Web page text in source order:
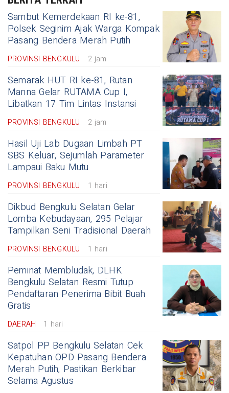
Sambut Kemerdekaan RI ke-81,
Polsek Seginim Ajak Warga Kompak
Pasang Bendera Merah Putih
PROVINSI BENGKULU 2 jam
Semarak HUT RI ke-81, Rutan
Manna Gelar RUTAMA Cup I,
Libatkan 17 Tim Lintas Instansi
PROVINSI BENGKULU 2 jam
Hasil Uji Lab Dugaan Limbah PT
SBS Keluar, Sejumlah Parameter
Lampaui Baku Mutu
PROVINSI BENGKULU 1 hari
Dikbud Bengkulu Selatan Gelar
Lomba Kebudayaan, 295 Pelajar
Tampilkan Seni Tradisional Daerah
PROVINSI BENGKULU 1 hari
Peminat Membludak, DLHK
Bengkulu Selatan Resmi Tutup
Pendaftaran Penerima Bibit Buah
Gratis
DAERAH 1 hari
Satpol PP Bengkulu Selatan Cek
Kepatuhan OPD Pasang Bendera
Merah Putih, Pastikan Berkibar
Selama Agustus